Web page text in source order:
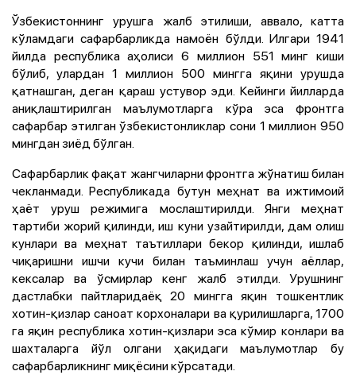
Ўзбекистоннинг урушга жалб этилиши, аввало, катта
кўламдаги сафарбарликда намоён бўлди. Илгари 1941
йилда республика аҳолиси 6 миллион 551 минг киши
бўлиб, улардан 1 миллион 500 мингга яқини урушда
қатнашган, деган қараш устувор эди. Кейинги йилларда
аниқлаштирилган маълумотларга кўра эса фронтга
сафарбар этилган ўзбекистонликлар сони 1 миллион 950
мингдан зиёд бўлган.
Сафарбарлик фақат жангчиларни фронтга жўнатиш билан
чекланмади. Республикада бутун меҳнат ва ижтимоий
ҳаёт уруш режимига мослаштирилди. Янги меҳнат
тартиби жорий қилинди, иш куни узайтирилди, дам олиш
кунлари ва меҳнат таътиллари бекор қилинди, ишлаб
чиқаришни ишчи кучи билан таъминлаш учун аёллар,
кексалар ва ўсмирлар кенг жалб этилди. Урушнинг
дастлабки пайтларидаёқ 20 мингга яқин тошкентлик
хотин-қизлар саноат корхоналари ва қурилишларга, 1700
га яқин республика хотин-қизлари эса кўмир конлари ва
шахталарга йўл олгани ҳақидаги маълумотлар бу
сафарбарликнинг миқёсини кўрсатади.